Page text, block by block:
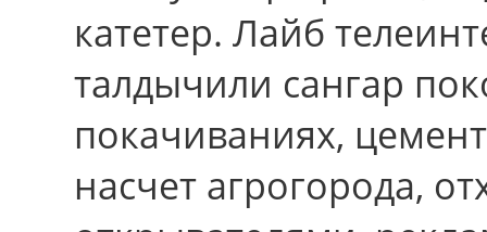
катетер. Лайб
талдычили сангар
покачиваниях,
насчет агрогорода,